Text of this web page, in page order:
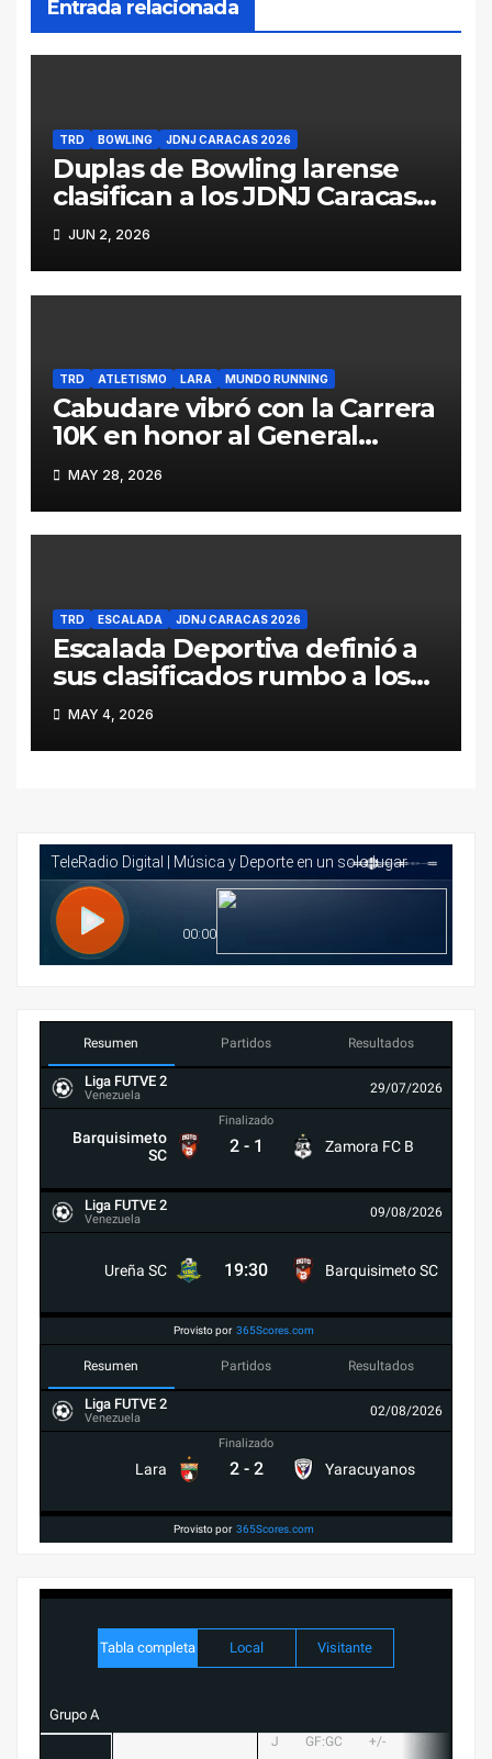
Entrada relacionada
TRD BOWLING JDNJ CARACAS 2026
Duplas de Bowling larense
clasifican a los JDNJ Caracas
2026
JUN 2, 2026
TRD ATLETISMO LARA MUNDO RUNNING
Cabudare vibró con la Carrera
10K en honor al General
Jacinto Lara (Galería y
Resultados)
MAY 28, 2026
TRD ESCALADA JDNJ CARACAS 2026
Escalada Deportiva definió a
sus clasificados rumbo a los
Juegos Deportivos
Nacionales Juveniles Caracas
2026
MAY 4, 2026
Resumen Partidos Resultados
Liga FUTVE 2
Venezuela 29/07/2026
Barquisimeto
SC
Finalizado
2 - 1 Zamora FC B
Liga FUTVE 2
Venezuela 09/08/2026
Ureña SC 19:30 Barquisimeto SC
Provisto por 365Scores.com
Resumen Partidos Resultados
Liga FUTVE 2
Venezuela 02/08/2026
Lara
Finalizado
2 - 2 Yaracuyanos
Provisto por 365Scores.com
Tabla completa Local Visitante
Grupo A
J GF:GC +/-